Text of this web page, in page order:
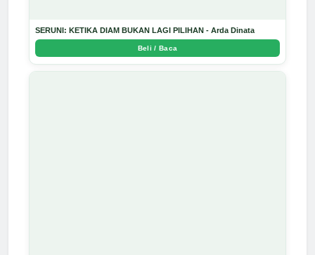
SERUNI: KETIKA DIAM BUKAN LAGI PILIHAN - Arda Dinata
Beli / Baca